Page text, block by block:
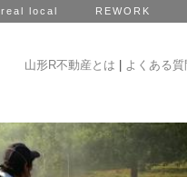
real local REWORK
山形R不動産とは よくある質